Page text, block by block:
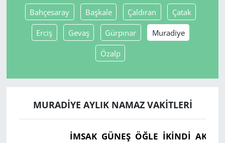
Bahçesaray Başkale Çaldıran Çatak
Erciş Gevaş Gürpınar Muradiye
Özalp
MURADIYE AYLIK NAMAZ VAKITLERI
İMSAK GÜNEŞ ÖĞLE İKINDI AKŞAM